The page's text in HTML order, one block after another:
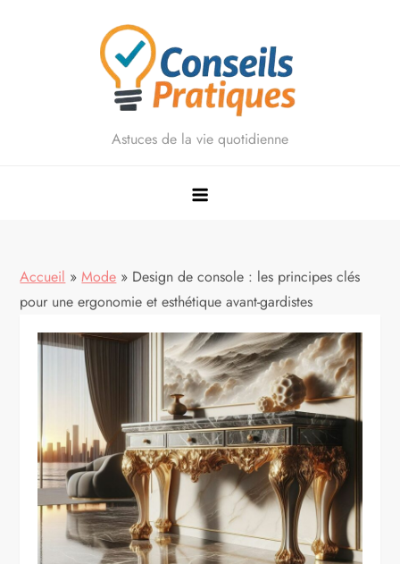
Astuces de la vie quotidienne
Accueil »Mode » Design de console : les principes clés
pour une ergonomie et esthétique avant-gardistes